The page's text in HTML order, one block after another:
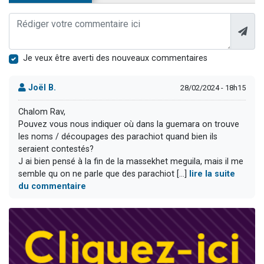
Je veux être averti des nouveaux commentaires
Joël B. 28/02/2024 - 18h15
Chalom Rav,
Pouvez vous nous indiquer où dans la guemara on trouve
les noms / découpages des parachiot quand bien ils
seraient contestés?
J ai bien pensé à la fin de la massekhet meguila, mais il me
semble qu on ne parle que des parachiot [...]
lire la suite
du commentaire